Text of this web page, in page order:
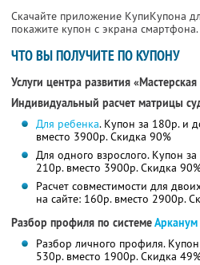
Скачайте приложение КупиКупона
покажите купон с экрана
ЧТО ВЫ ПОЛУЧИТЕ ПО КУПОНУ
Услуги центра развития
Индивидуальный расчет матрицы
Для ребенка. Купон за 180р. и
вместо 3900р. Скидка 90%
Для одного взрослого. Купон
210р. вместо 3900р. Скидка
Расчет совместимости для
на сайте: 160р. вместо 2900р.
Разбор профиля по системеАрканум
Разбор личного профиля.
530р. вместо 1900р. Скидка